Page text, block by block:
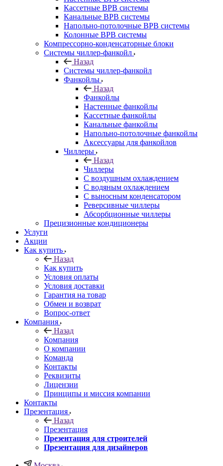
Кассетные ВРВ системы
Канальные ВРВ системы
Напольно-потолочные ВРВ системы
Колонные ВРВ системы
Компрессорно-конденсаторные блоки
Системы чиллер-фанкойл
Назад
Системы чиллер-фанкойл
Фанкойлы
Назад
Фанкойлы
Настенные фанкойлы
Кассетные фанкойлы
Канальные фанкойлы
Напольно-потолочные фанкойлы
Аксессуары для фанкойлов
Чиллеры
Назад
Чиллеры
С воздушным охлаждением
С водяным охлаждением
С выносным конденсатором
Реверсивные чиллеры
Абсорбционные чиллеры
Прецизионные кондиционеры
Услуги
Акции
Как купить
Назад
Как купить
Условия оплаты
Условия доставки
Гарантия на товар
Обмен и возврат
Вопрос-ответ
Компания
Назад
Компания
О компании
Команда
Контакты
Реквизиты
Лицензии
Принципы и миссия компании
Контакты
Презентация
Назад
Презентация
Презентация для строителей
Презентация для дизайнеров